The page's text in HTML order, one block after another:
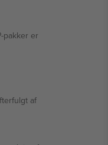
pakker er
af